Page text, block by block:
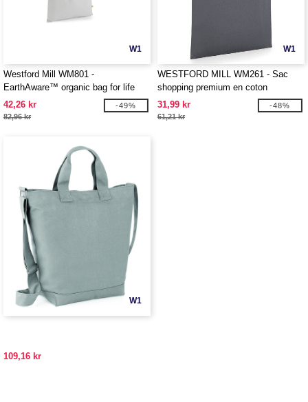
W1
Westford Mill WM801 -
EarthAware™ organic bag for life
42,26 kr
82,96 kr
-49%
W1
WESTFORD MILL WM261 - Sac
shopping premium en coton
organique
31,99 kr
61,21 kr
-48%
W1
109,16 kr